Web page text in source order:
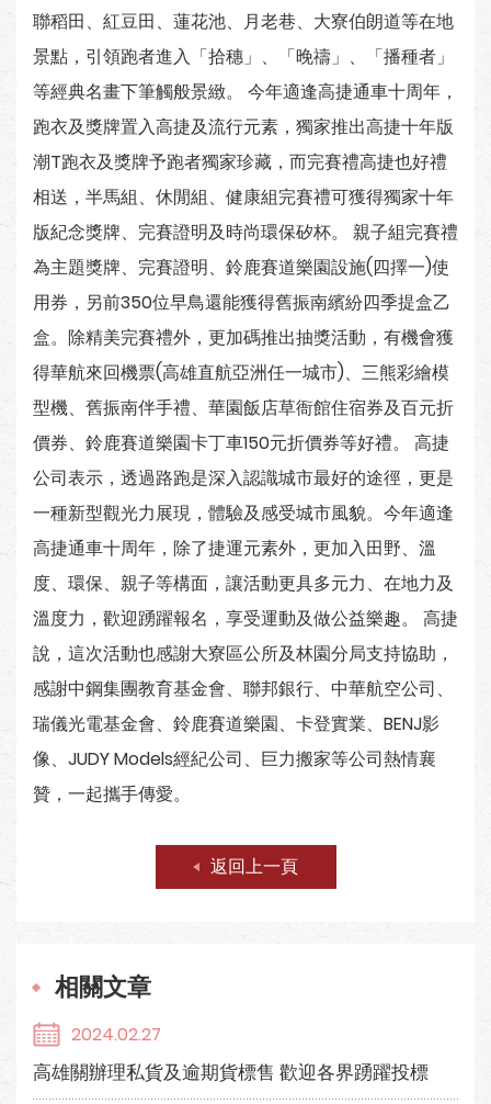
聯稻田、紅豆田、蓮花池、月老巷、大寮伯朗道等在地
景點，引領跑者進入「拾穗」、「晚禱」、「播種者」
等經典名畫下筆觸般景緻。 今年適逢高捷通車十周年，
跑衣及獎牌置入高捷及流行元素，獨家推出高捷十年版
潮T跑衣及獎牌予跑者獨家珍藏，而完賽禮高捷也好禮
相送，半馬組、休閒組、健康組完賽禮可獲得獨家十年
版紀念獎牌、完賽證明及時尚環保矽杯。 親子組完賽禮
為主題獎牌、完賽證明、鈴鹿賽道樂園設施(四擇一)使
用券，另前350位早鳥還能獲得舊振南繽紛四季提盒乙
盒。除精美完賽禮外，更加碼推出抽獎活動，有機會獲
得華航來回機票(高雄直航亞洲任一城市)、三熊彩繪模
型機、舊振南伴手禮、華園飯店草衙館住宿券及百元折
價券、鈴鹿賽道樂園卡丁車150元折價券等好禮。 高捷
公司表示，透過路跑是深入認識城市最好的途徑，更是
一種新型觀光力展現，體驗及感受城市風貌。今年適逢
高捷通車十周年，除了捷運元素外，更加入田野、溫
度、環保、親子等構面，讓活動更具多元力、在地力及
溫度力，歡迎踴躍報名，享受運動及做公益樂趣。 高捷
說，這次活動也感謝大寮區公所及林園分局支持協助，
感謝中鋼集團教育基金會、聯邦銀行、中華航空公司、
瑞儀光電基金會、鈴鹿賽道樂園、卡登實業、BENJ影
像、JUDY Models經紀公司、巨力搬家等公司熱情襄
贊，一起攜手傳愛。
返回上一頁
相關文章
2024.02.27
高雄關辦理私貨及逾期貨標售 歡迎各界踴躍投標